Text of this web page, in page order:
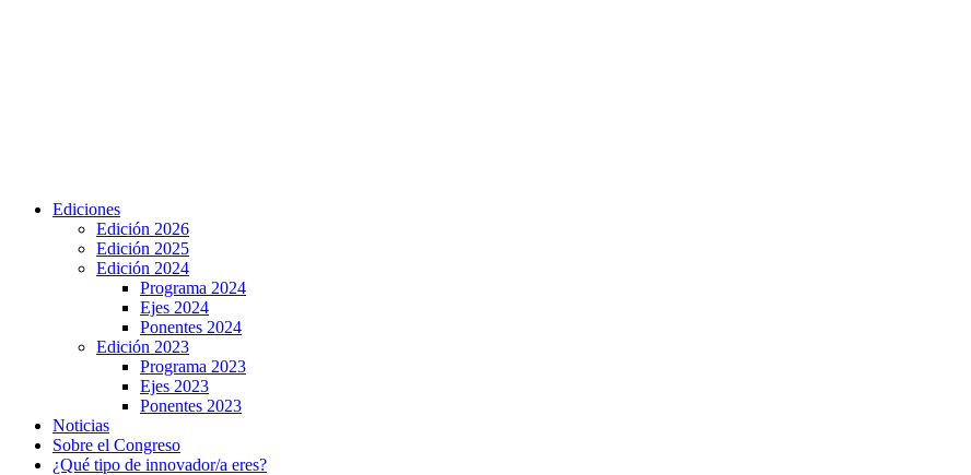
Ediciones
Edición 2026
Edición 2025
Edición 2024
Programa 2024
Ejes 2024
Ponentes 2024
Edición 2023
Programa 2023
Ejes 2023
Ponentes 2023
Noticias
Sobre el Congreso
¿Qué tipo de innovador/a eres?